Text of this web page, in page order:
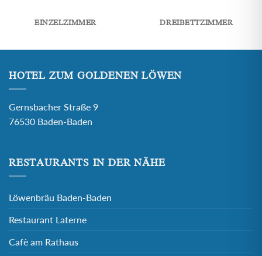
EINZELZIMMER DREIBETTZIMMER
HOTEL ZUM GOLDENEN LÖWEN
Gernsbacher Straße 9
76530 Baden-Baden
RESTAURANTS IN DER NÄHE
Löwenbräu Baden-Baden
Restaurant Laterne
Cafè am Rathaus